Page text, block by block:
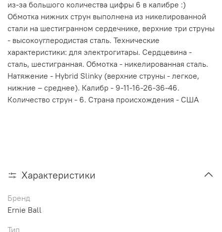
из-за большого количества цифры 6 в калибре :)
Обмотка нижних струн выполнена из никелированной
стали на шестигранном сердечнике, верхние три струны
- высокоуглеродистая сталь. Технические
характеристики: для электрогитары. Сердцевина -
сталь, шестигранная. Обмотка - никелированная сталь.
Натяжение - Hybrid Slinky (верхние струны - легкое,
нижние – среднее). Калибр - 9-11-16-26-36-46.
Количество струн - 6. Страна происхождения - США
Характеристики
Бренд
Ernie Ball
Тип